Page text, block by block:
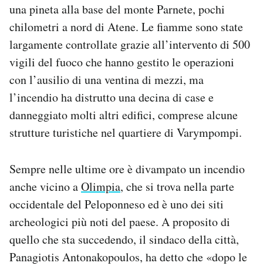
una pineta alla base del monte Parnete, pochi
chilometri a nord di Atene. Le fiamme sono state
largamente controllate grazie all’intervento di 500
vigili del fuoco che hanno gestito le operazioni
con l’ausilio di una ventina di mezzi, ma
l’incendio ha distrutto una decina di case e
danneggiato molti altri edifici, comprese alcune
strutture turistiche nel quartiere di Varympompi.
Sempre nelle ultime ore è divampato un incendio
anche vicino aOlimpia, che si trova nella parte
occidentale del Peloponneso ed è uno dei siti
archeologici più noti del paese. A proposito di
quello che sta succedendo, il sindaco della città,
Panagiotis Antonakopoulos, ha detto che «dopo le